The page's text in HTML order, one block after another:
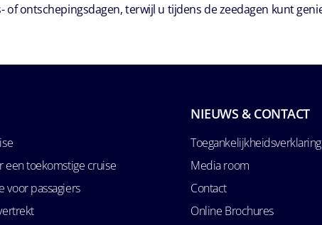
of ontschepingsdagen, terwijl u tijdens de zeedagen kunt
een toekomstige cruise
voor passagiers
NIEUWS & CONTACT
Toegankelijkheidsverklaring
Media room
Contact
Online Brochures